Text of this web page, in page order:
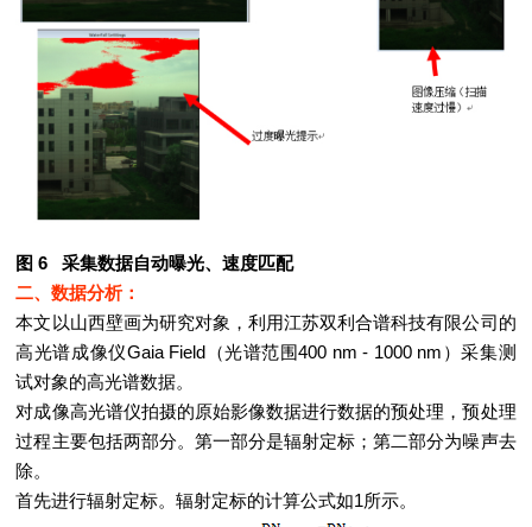
图 6 采集数据自动曝光、速度匹配
二、数据分析：
本文以山西壁画为研究对象，利用江苏双利合谱科技有限公司的
高光谱成像仪Gaia Field（光谱范围400 nm - 1000 nm）采集测
试对象的高光谱数据。
对成像高光谱仪拍摄的原始影像数据进行数据的预处理，预处理
过程主要包括两部分。第一部分是辐射定标；第二部分为噪声去
除。
首先进行辐射定标。辐射定标的计算公式如1所示。